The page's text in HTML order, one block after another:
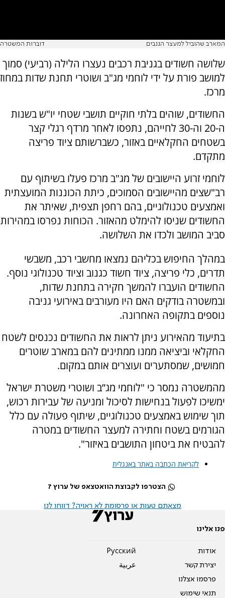
המארב שהוביל למעצר הגנבים דוברות המשטרה
שלושה חשודים בגניבת רכבים נעצרו הלילה (רביעי) סמוך
למושב פורת על ידי לוחמי מג"ב ושוטרי תחנת שדות במחוז
מרכז.
החשודים, שוהים בלתי חוקיים תושבי שטחי יו"ש בשנות
ה-20 וה-30 לחייהם, נתפסו לאחר מרדף רגלי קצר
בשטחים החקלאיים באזור, כשברשותם ציוד פריצה
מתקדם.
לוחמי זרוע היישובים של מג"ב מרכז פעלו בשיתוף עם
רב"שצים מהיישובים הסמוכים, כיתת הכוננות המועצתית
ואמצעים טכנולוגיים, בהם רחפן תצפית, שאיתר את
החשודים שניסו להימלט מהאזור. הכוחות נפרסו במהירות
סביב המושב ולכדו את השלושה.
במהלך החיפוש בכליהם נמצאו מחשבי רכב, משבשי
תדרים, כלי פריצה, ציוד חשוד כגנוב וציוד טכנולוגי נוסף.
החשודים הועברו להמשך חקירה בתחנת שדות,
ובמשטרה בודקים האם היו מעורבים באירועי גניבה
נוספים בתקופה האחרונה.
בתיעוד מהאירוע ניתן לראות את החשודים נכנסים לשטח
החקלאי וביציאה ממנו ממתינים להם במארב שוטרים
חמושים, שמסתערים ועוצרים אותם במקום.
מהמשטרה נמסר כי "לוחמי מג”ב ושוטרי משטרת ישראל
ימשיכו לפעול בנחישות לסיכול ומניעה של עבירות רכוש,
תוך שימוש באמצעים טכנולוגיים, שיתוף פעולה עם כלל
הגורמים בשטח וחתירה למעצר החשודים במטרה
להבטיח את ביטחון התושבים באיזור".
לקריאת הכתבה באתר באנגלית
הצטרפו לקבוצת הוואטצאפ של ערוץ 7
מצאתם טעות או פרסומת לא ראויה? דווחו לנו
פנו אלינו
אודות
יצירת קשר
פרסמו אצלנו
תנאי שימוש
Pусский
عربية